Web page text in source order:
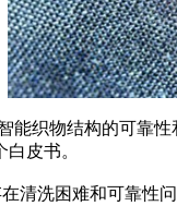
织物结构的可靠
皮书。
清洗困难和可靠